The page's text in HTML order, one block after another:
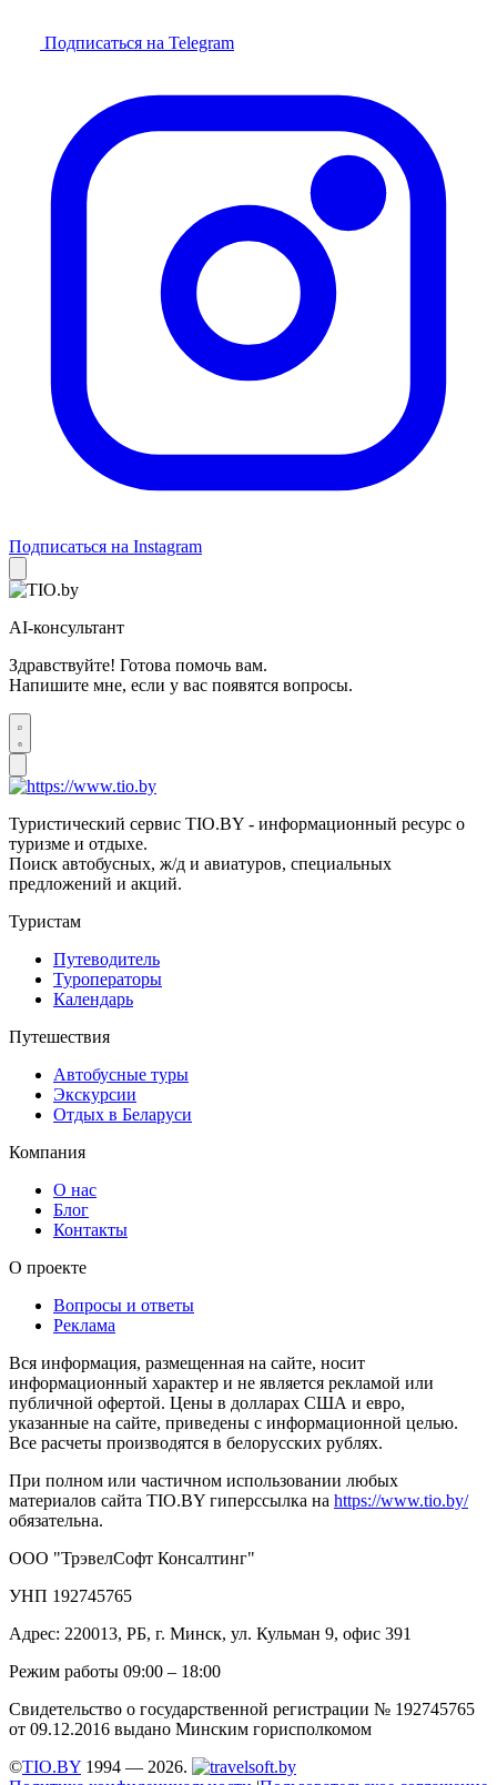
Подписаться на Telegram
Подписаться на Instagram
AI-консультант
Здравствуйте! Готова помочь вам.
Напишите мне, если у вас появятся вопросы.
Туристический сервис TIO.BY - информационный ресурс о
туризме и отдыхе.
Поиск автобусных, ж/д и авиатуров, специальных
предложений и акций.
Туристам
Путеводитель
Туроператоры
Календарь
Путешествия
Автобусные туры
Экскурсии
Отдых в Беларуси
Компания
О нас
Блог
Контакты
О проекте
Вопросы и ответы
Реклама
Вся информация, размещенная на сайте, носит
информационный характер и не является рекламой или
публичной офертой. Цены в долларах США и евро,
указанные на сайте, приведены с информационной целью.
Все расчеты производятся в белорусских рублях.
При полном или частичном использовании любых
материалов сайта TIO.BY гиперссылка на https://www.tio.by/
обязательна.
ООО "ТрэвелСофт Консалтинг"
УНП 192745765
Адрес: 220013, РБ, г. Минск, ул. Кульман 9, офис 391
Режим работы 09:00 – 18:00
Свидетельство о государственной регистрации № 192745765
от 09.12.2016 выдано Минским горисполкомом
©TIO.BY 1994 — 2026.